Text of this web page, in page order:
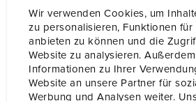
Wir verwenden Cookies, um
zu personalisieren, Funktionen für
anbieten zu können und die
Website zu analysieren.
Informationen zu Ihrer
Website an unsere Partner für
Werbung und Analysen weiter.
Gewicht 460 g
Prüfzeichen VDE